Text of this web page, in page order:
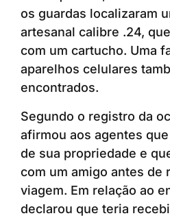
os guardas localizaram
artesanal calibre .24,
com um cartucho. Uma
aparelhos celulares
encontrados.
Segundo o registro da
afirmou aos agentes
de sua propriedade e
com um amigo antes de
viagem. Em relação ao
declarou que teria